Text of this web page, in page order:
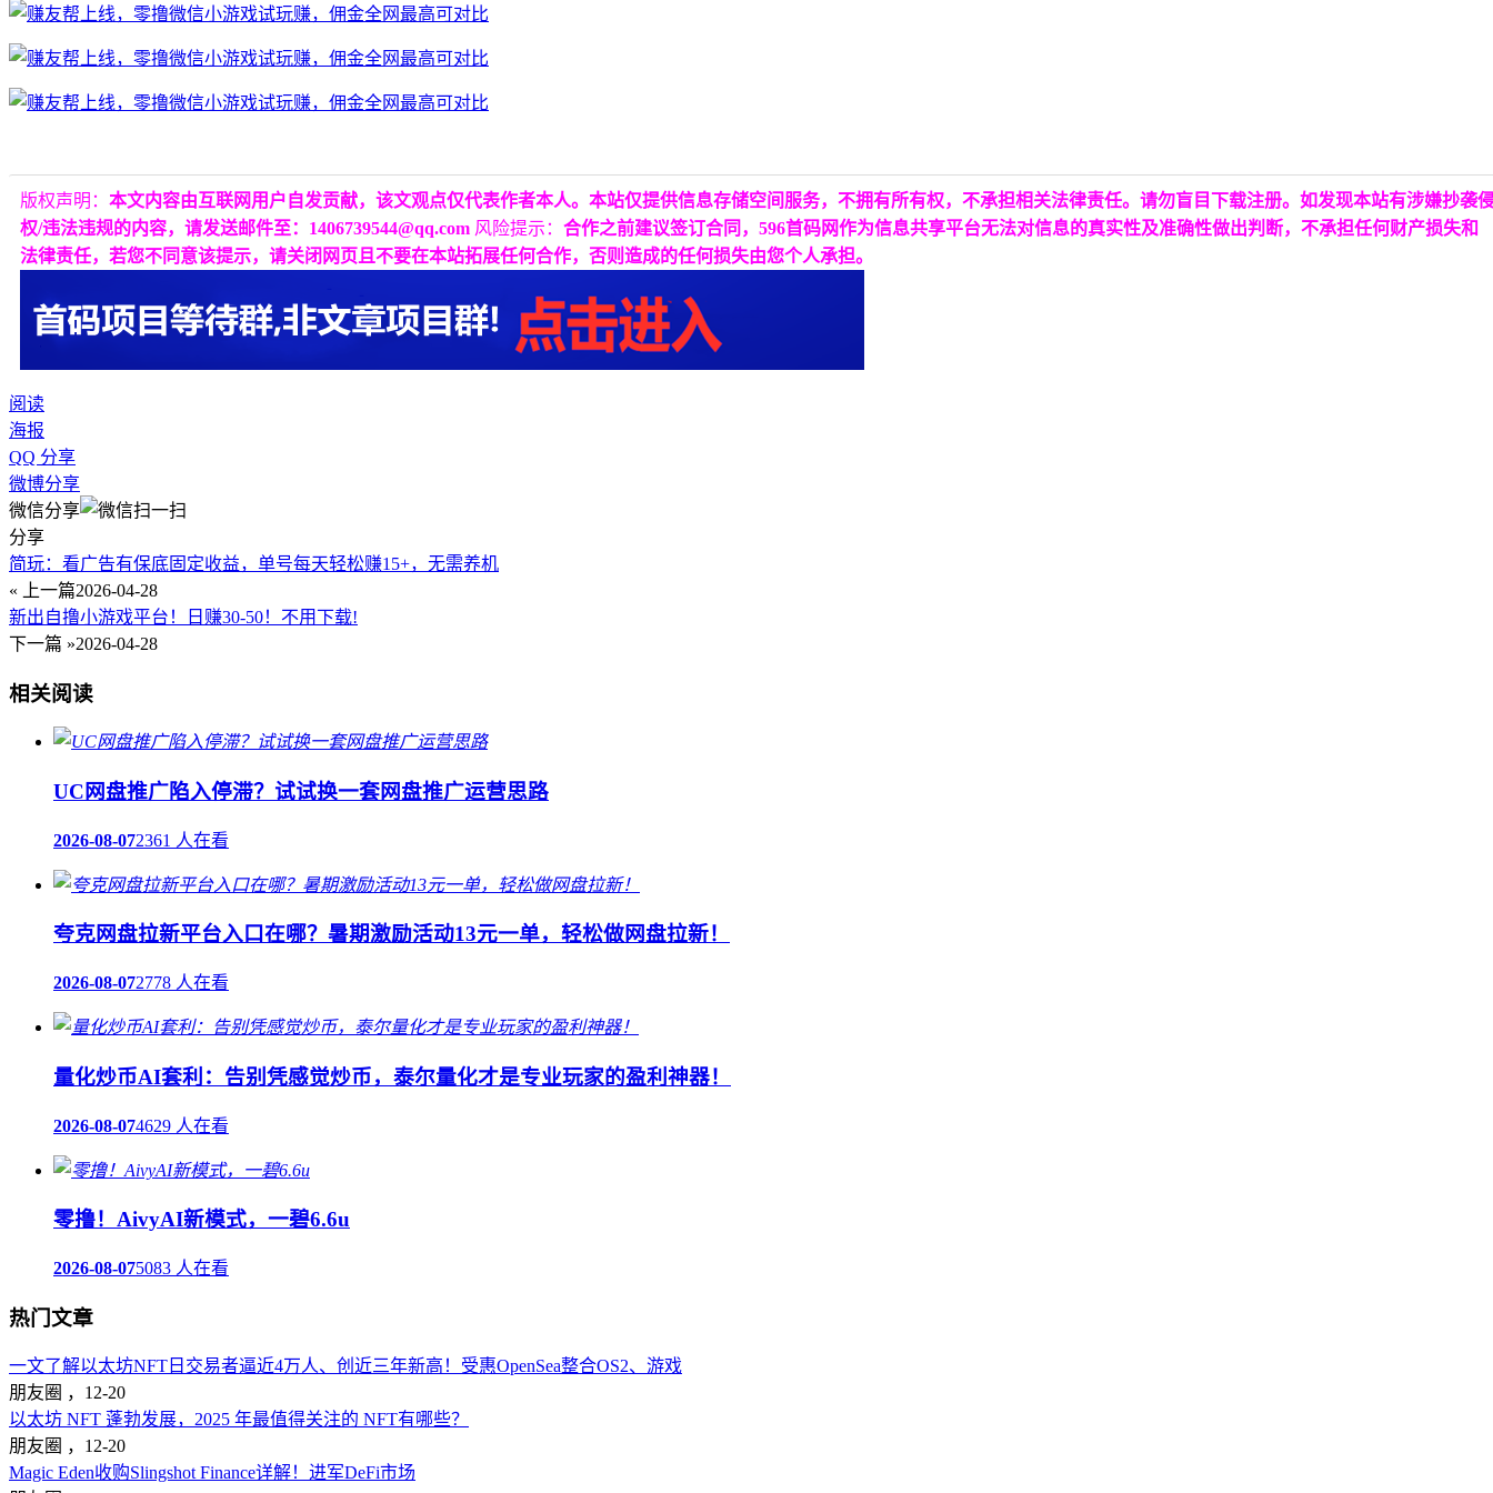
版权声明： 本文内容由互联网用户自发贡献，该文观点仅代表作者本人。本站仅提供信息存储空间服务，不拥有所有权，不承担相关法律责任。请勿盲目下载注册。如发现本站有涉嫌抄袭
权/违法违规的内容，请发送邮件至：1406739544@qq.com 风险提示： 合作之前建议签订合同，596首码网作为信息共享平台无法对信息的真实性及准确性做出判断，不承担任何财产损失和
法律责任，若您不同意该提示，请关闭网页且不要在本站拓展任何合作，否则造成的任何损失由您个人承担。
阅读
海报
QQ 分享
微博分享
微信分享
分享
简玩：看广告有保底固定收益，单号每天轻松赚15+，无需养机
« 上一篇2026-04-28
新出自撸小游戏平台！日赚30-50！不用下载!
下一篇 »2026-04-28
相关阅读
UC网盘推广陷入停滞？试试换一套网盘推广运营思路
2026-08-072361 人在看
夸克网盘拉新平台入口在哪？暑期激励活动13元一单，轻松做网盘拉新！
2026-08-072778 人在看
量化炒币AI套利：告别凭感觉炒币，泰尔量化才是专业玩家的盈利神器！
2026-08-074629 人在看
零撸！AivyAI新模式，一碧6.6u
2026-08-075083 人在看
热门文章
一文了解以太坊NFT日交易者逼近4万人、创近三年新高！受惠OpenSea整合OS2、游戏
朋友圈 ， 12-20
以太坊 NFT 蓬勃发展，2025 年最值得关注的 NFT有哪些？
朋友圈 ， 12-20
Magic Eden收购Slingshot Finance详解！进军DeFi市场